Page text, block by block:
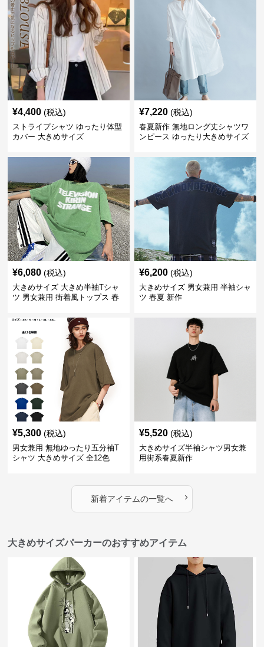
¥4,400 (税込)
ストライプシャツ ゆったり体型
カバー 大きめサイズ
¥7,220 (税込)
春夏新作 無地ロング丈シャツワ
ンピース ゆったり大きめサイズ
¥6,080 (税込)
大きめサイズ 大きめ半袖Tシャ
ツ 男女兼用 街着風トップス 春
¥6,200 (税込)
大きめサイズ 男女兼用 半袖シャ
ツ 春夏 新作
¥5,300 (税込)
男女兼用 無地ゆったり五分袖T
シャツ 大きめサイズ 全12色
¥5,520 (税込)
大きめサイズ半袖シャツ男女兼
用街系春夏新作
新着アイテムの一覧へ ›
大きめサイズパーカーのおすすめアイテム